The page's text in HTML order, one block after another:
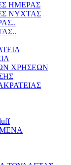
ΗΜΕΡΑΣ
ΝΥΧΤΑΣ
ΧΡΗΣΕΩΝ